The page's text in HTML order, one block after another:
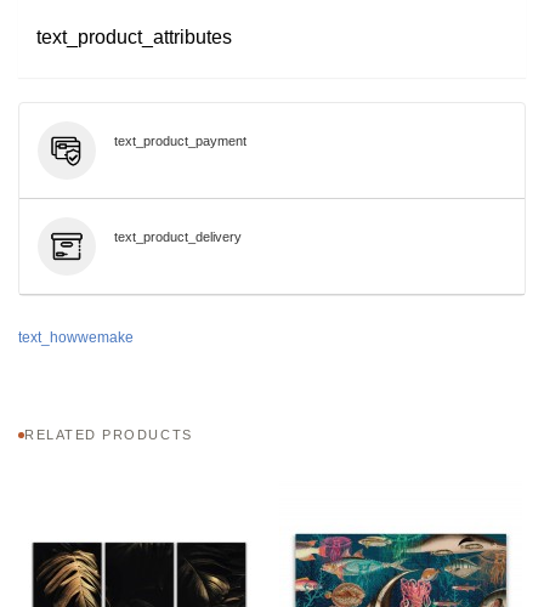
text_product_attributes
text_product_payment
text_product_delivery
text_howwemake
RELATED PRODUCTS